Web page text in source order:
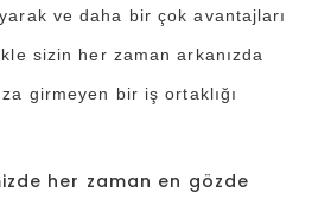
ve daha bir çok avantajları
sizin her zaman arkanızda
girmeyen bir iş ortaklığı
her zaman en gözde